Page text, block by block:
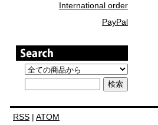
International order
PayPal
RSS | ATOM